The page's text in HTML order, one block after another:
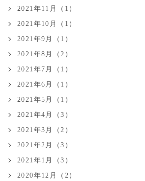
2021年11月（1）
2021年10月（1）
2021年9月（1）
2021年8月（2）
2021年7月（1）
2021年6月（1）
2021年5月（1）
2021年4月（3）
2021年3月（2）
2021年2月（3）
2021年1月（3）
2020年12月（2）